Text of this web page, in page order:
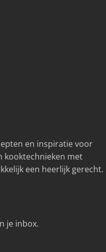
en inspiratie voor
kooktechnieken met
een heerlijk gerecht.
je inbox.